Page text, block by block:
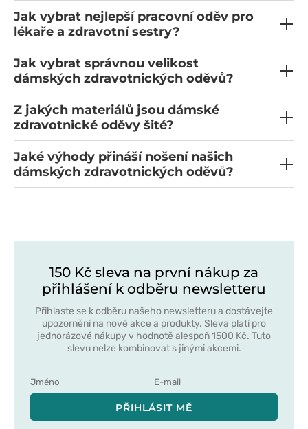
Jak vybrat nejlepší pracovní oděv pro
lékaře a zdravotní sestry?
Jak vybrat správnou velikost
dámských zdravotnických oděvů?
Z jakých materiálů jsou dámské
zdravotnické oděvy šité?
Jaké výhody přináší nošení našich
dámských zdravotnických oděvů?
150 Kč sleva na první nákup za
přihlášení k odběru newsletteru
Přihlaste se k odběru našeho newsletteru a dostávejte
upozornění na nové akce a produkty. Sleva platí pro
jednorázové nákupy v hodnotě alespoň 1500 Kč. Tuto
slevu nelze kombinovat s jinými akcemi.
PŘIHLÁSIT MĚ